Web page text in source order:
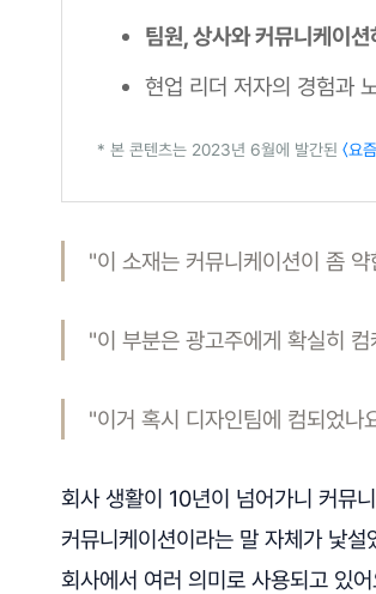
팀원, 상사와 커뮤니케이션
현업 리더 저자의 경험과
* 본 콘텐츠는 2023년 6월에 발간된 〈요
"이 소재는 커뮤니케이션이 좀
"이 부분은 광고주에게 확실히 컴
"이거 혹시 디자인팀에 컴되었나
회사 생활이 10년이 넘어가니 커뮤
커뮤니케이션이라는 말 자체가 낯
회사에서 여러 의미로 사용되고 있